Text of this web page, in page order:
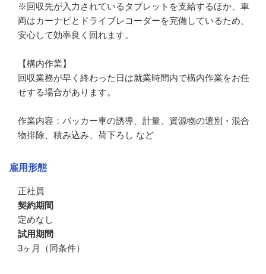
※回収先が入力されているタブレットを支給するほか、車
両はカーナビとドライブレコーダーを完備しているため、
安心して効率良く回れます。
【構内作業】
回収業務が早く終わった日は就業時間内で構内作業をお任
せする場合があります。
作業内容：パッカー車の誘導、計量、資源物の選別・混合
物排除、積み込み、荷下ろし など
雇用形態
正社員
契約期間
定めなし
試用期間
3ヶ月（同条件）